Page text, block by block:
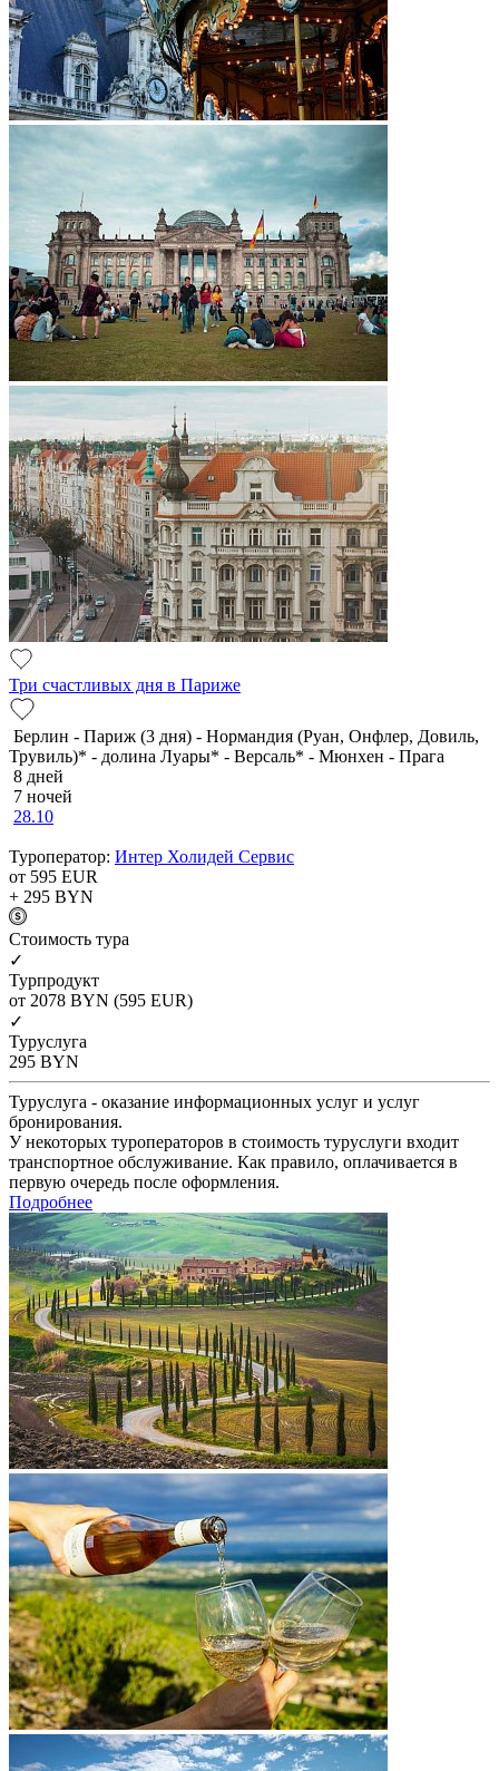
Три счастливых дня в Париже
Берлин - Париж (3 дня) - Нормандия (Руан, Онфлер, Довиль,
Трувиль)* - долина Луары* - Версаль* - Мюнхен - Прага
8 дней
7 ночей
28.10
Туроператор: Интер Холидей Сервис
от 595 EUR
+ 295 BYN
Cтоимость тура
✓
Турпродукт
от 2078 BYN (595 EUR)
✓
Туруслуга
295 BYN
Туруслуга - оказание информационных услуг и услуг
бронирования.
У некоторых туроператоров в стоимость туруслуги входит
транспортное обслуживание. Как правило, оплачивается в
первую очередь после оформления.
Подробнее